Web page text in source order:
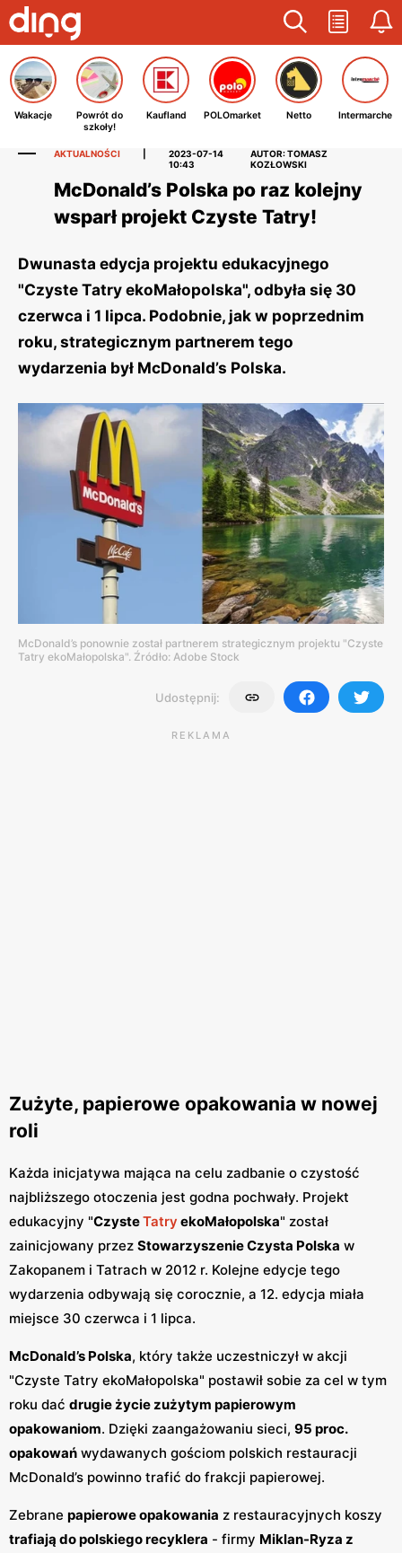
Wakacje
Powrót do
szkoły!
Kaufland POLOmarket Netto Intermarche
AKTUALNOŚCI
2023-07-14
10:43
AUTOR: TOMASZ
KOZŁOWSKI
McDonald’s Polska po raz kolejny
wsparł projekt Czyste Tatry!
Dwunasta edycja projektu edukacyjnego
"Czyste Tatry ekoMałopolska", odbyła się 30
czerwca i 1 lipca. Podobnie, jak w poprzednim
roku, strategicznym partnerem tego
wydarzenia był McDonald’s Polska.
McDonald’s ponownie został partnerem strategicznym projektu "Czyste
Tatry ekoMałopolska". Źródło: Adobe Stock
Udostępnij:
REKLAMA
Zużyte, papierowe opakowania w nowej
roli
Każda inicjatywa mająca na celu zadbanie o czystość
najbliższego otoczenia jest godna pochwały. Projekt
edukacyjny "CzysteTatry ekoMałopolska" został
zainicjowany przez Stowarzyszenie Czysta Polska w
Zakopanem i Tatrach w 2012 r. Kolejne edycje tego
wydarzenia odbywają się corocznie, a 12. edycja miała
miejsce 30 czerwca i 1 lipca.
McDonald’s Polska, który także uczestniczył w akcji
"Czyste Tatry ekoMałopolska" postawił sobie za cel w tym
roku dać drugie życie zużytym papierowym
opakowaniom. Dzięki zaangażowaniu sieci, 95 proc.
opakowań wydawanych gościom polskich restauracji
McDonald’s powinno trafić do frakcji papierowej.
Zebrane papierowe opakowania z restauracyjnych koszy
trafiają do polskiego recyklera - firmy Miklan-Ryza z